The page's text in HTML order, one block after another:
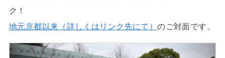
ク！
地元京都以来（詳しくはリンク先にて）のご対面です。